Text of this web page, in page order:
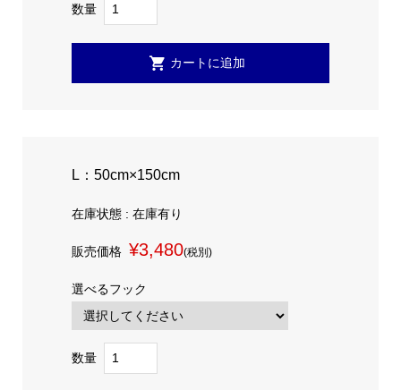
数量
L：50cm×150cm
在庫状態 : 在庫有り
販売価格 ¥3,480(税別)
選べるフック
数量